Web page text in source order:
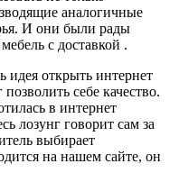
аналогичные
И они были рады
с доставкой .
идея открыть интернет
себе качество.
в интернет
говорит сам за
выбирает
на нашем сайте, он